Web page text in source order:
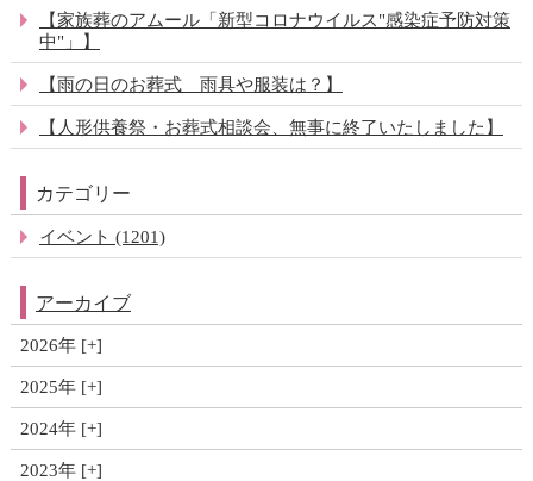
【家族葬のアムール「新型コロナウイルス"感染症予防対策
中"」】
【雨の日のお葬式 雨具や服装は？】
【人形供養祭・お葬式相談会、無事に終了いたしました】
カテゴリー
イベント (1201)
アーカイブ
2026年
2025年
2024年
2023年